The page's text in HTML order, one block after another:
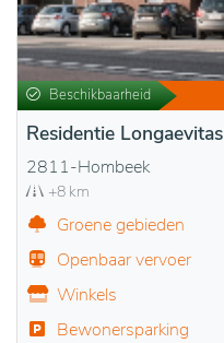
Beschikbaarheid
Residentie Longaevitas
2811-Hombeek
+8 km
Groene gebieden
Openbaar vervoer
Winkels
Bewonersparking